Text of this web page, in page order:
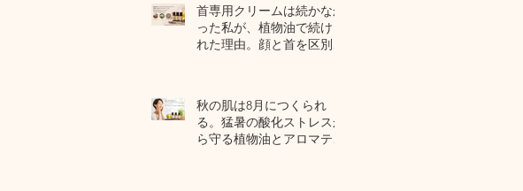
首専用クリームは続かなか
った私が、植物油で続けら
れた理由。顔と首を区別し
秋の肌は8月につくられ
る。猛暑の酸化ストレスか
ら守る植物油とアロマテラ